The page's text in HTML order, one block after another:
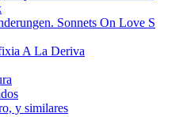
Sonnets On Love S
A La Deriva
y similares